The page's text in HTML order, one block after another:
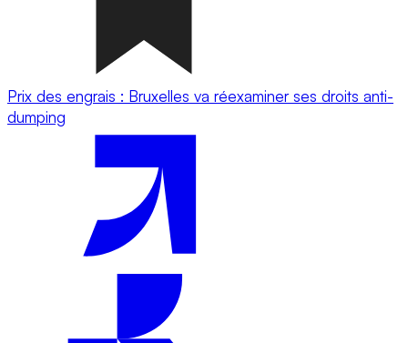
Prix des engrais : Bruxelles va réexaminer ses droits anti-
dumping